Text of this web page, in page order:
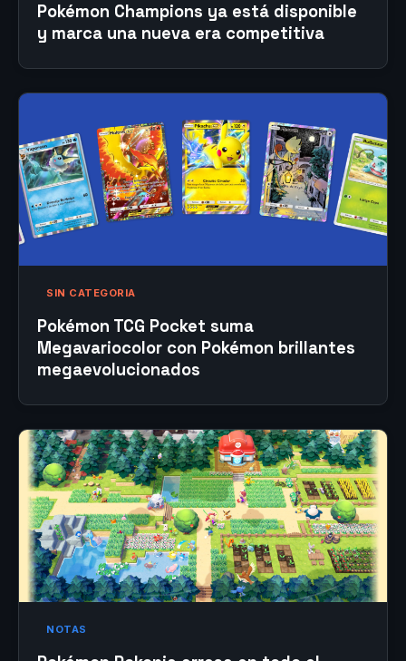
Pokémon Champions ya está disponible
y marca una nueva era competitiva
SIN CATEGORIA
Pokémon TCG Pocket suma
Megavariocolor con Pokémon brillantes
megaevolucionados
NOTAS